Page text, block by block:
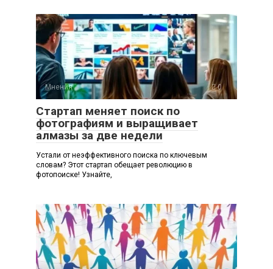
Мнения 0
Стартап меняет поиск по
фотографиям и выращивает
алмазы за две недели
Устали от неэффективного поиска по ключевым
словам? Этот стартап обещает революцию в
фотопоиске! Узнайте,